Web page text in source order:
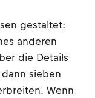
gestaltet:
anderen
die Details
sieben
Wenn